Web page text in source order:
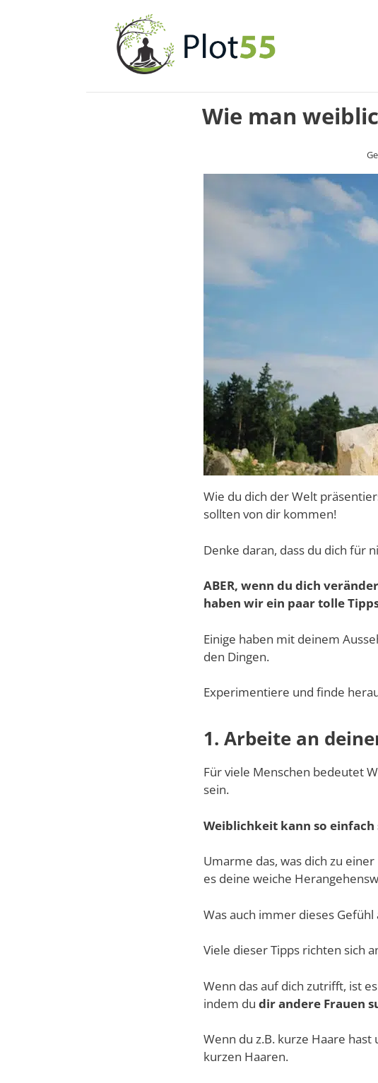
Wie man
Wie du dich der Welt
sollten von dir kommen!
Denke daran, dass du dich für
ABER, wenn du dich
haben wir ein paar tolle
Einige haben mit deinem
den Dingen.
Experimentiere und finde
1. Arbeite an
Für viele Menschen bedeutet
sein.
Weiblichkeit kann so einfach
Umarme das, was dich zu
es deine weiche
Was auch immer dieses
Viele dieser Tipps richten sich
Wenn das auf dich zutrifft, ist
indem du dir andere Frauen
Wenn du z.B. kurze Haare
kurzen Haaren.